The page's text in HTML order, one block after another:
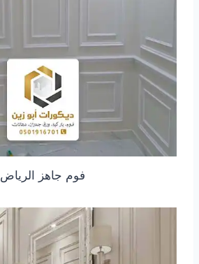
فوم جاهز الرياض